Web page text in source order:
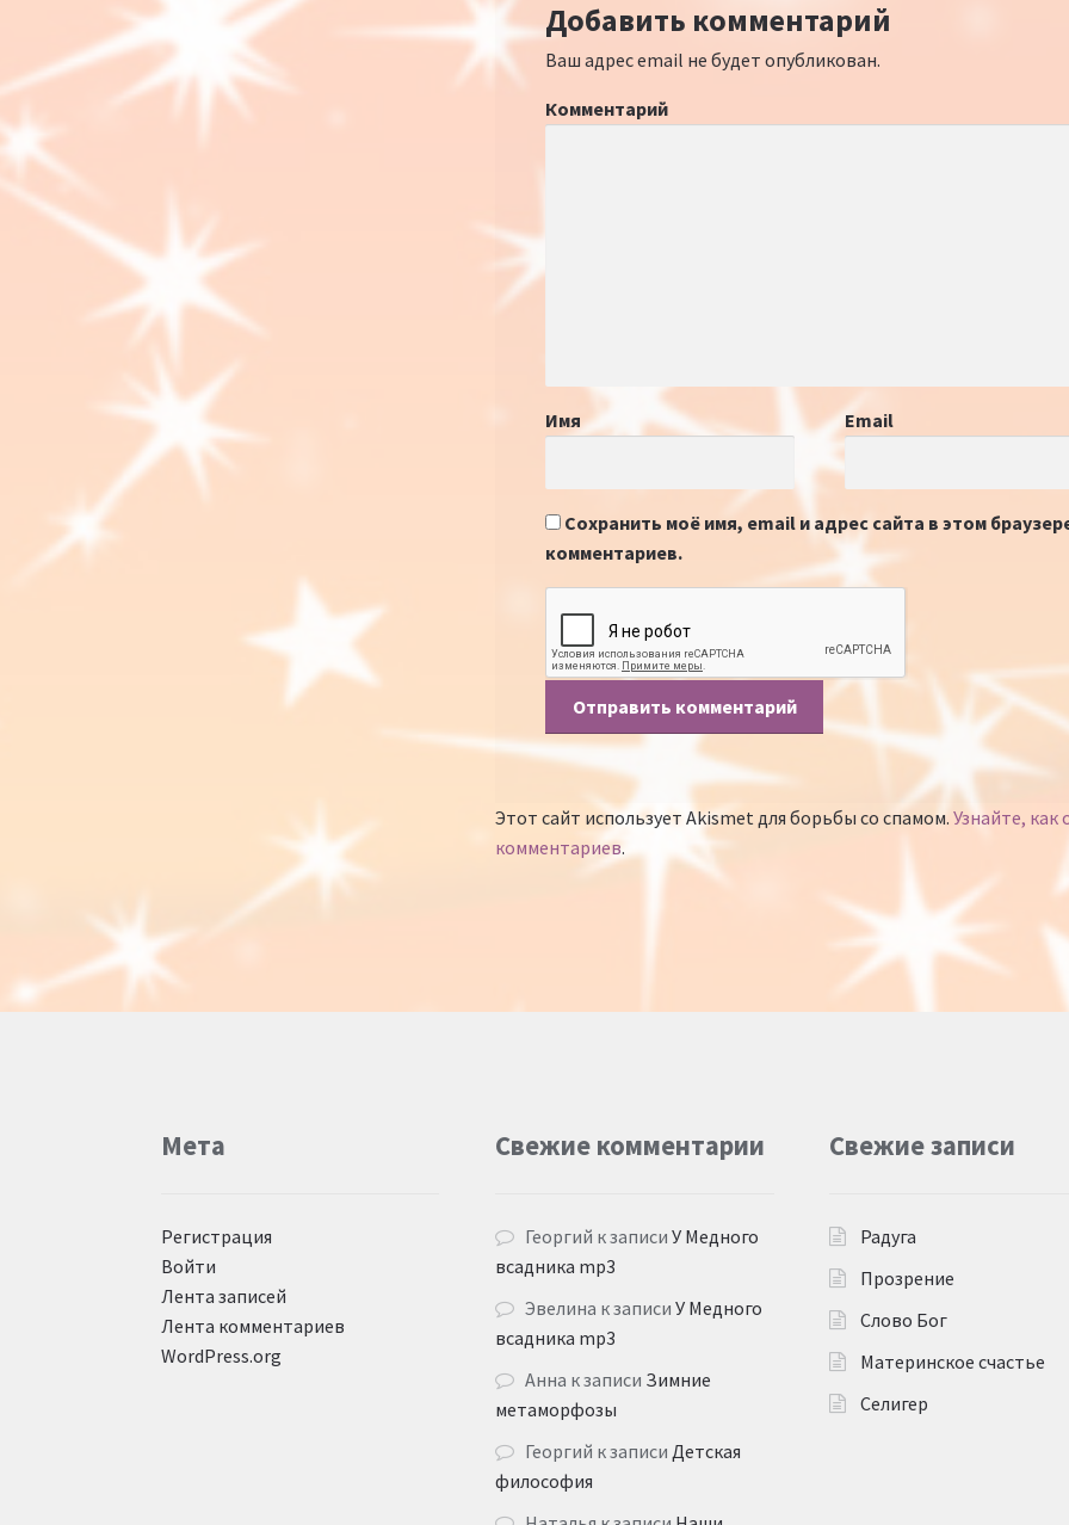
Добавить комментарий
Ваш адрес email не будет опубликован.
Комментарий
Имя Email
Сохранить моё имя, email и адрес сайта в этом
комментариев.
Этот сайт использует Akismet для борьбы со спамом.Узнайте,
комментариев.
Мета
Регистрация
Войти
Лента записей
Лента комментариев
WordPress.org
Свежие комментарии
Георгий к записи У Медного
всадника mp3
Эвелина к записи У Медного
всадника mp3
Анна к записи Зимние
метаморфозы
Георгий к записи Детская
философия
Свежие записи
Радуга
Прозрение
Слово Бог
Материнское счастье
Селигер